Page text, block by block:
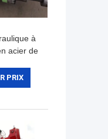
à
acier de
PRIX